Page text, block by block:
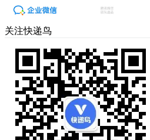
关注快递鸟